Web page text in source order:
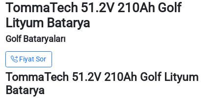
TommaTech 51.2V 210Ah Golf
Lityum Batarya
Golf Bataryaları
Fiyat Sor
TommaTech 51.2V 210Ah Golf Lityum
Batarya